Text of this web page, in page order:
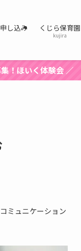
し込み くじら保育園
kujira
ここをクリック♪
ミュニケーション